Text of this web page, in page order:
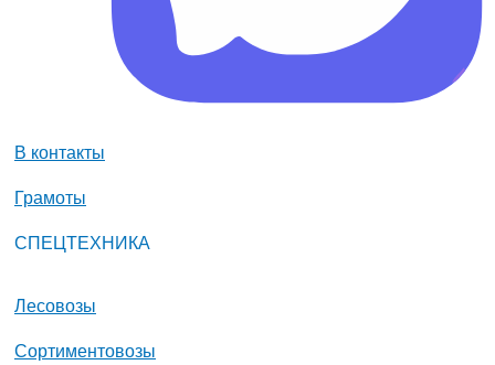
В контакты
Грамоты
СПЕЦТЕХНИКА
Лесовозы
Сортиментовозы